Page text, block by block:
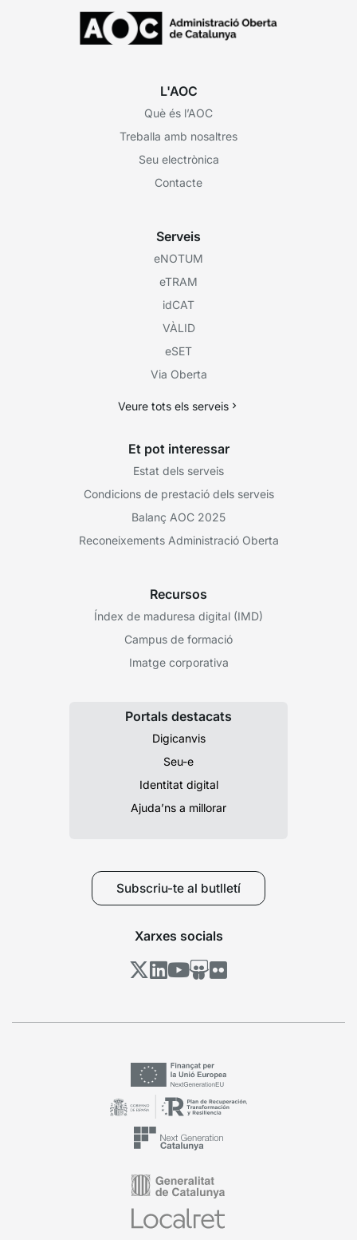
L'AOC
Què és l’AOC
Treballa amb nosaltres
Seu electrònica
Contacte
Serveis
eNOTUM
eTRAM
idCAT
VÀLID
eSET
Via Oberta
Veure tots els serveis
Et pot interessar
Estat dels serveis
Condicions de prestació dels serveis
Balanç AOC 2025
Reconeixements Administració Oberta
Recursos
Índex de maduresa digital (IMD)
Campus de formació
Imatge corporativa
Portals destacats
Digicanvis
Seu-e
Identitat digital
Ajuda’ns a millorar
Subscriu-te al butlletí
Xarxes socials